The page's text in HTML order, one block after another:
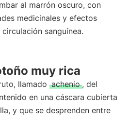
al marrón oscuro, con
medicinales y efectos
sanguínea.
muy rica
llamado achenio , del
en una cáscara cubierta
y que se desprenden entre